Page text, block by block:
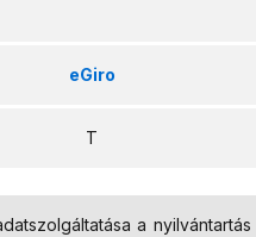
eGiro
T
a